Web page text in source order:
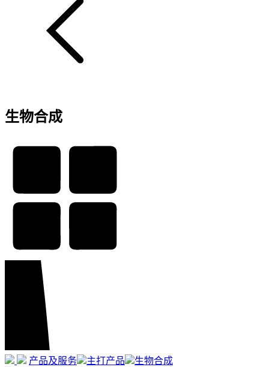
生物合成
产品及服务 主打产品 生物合成